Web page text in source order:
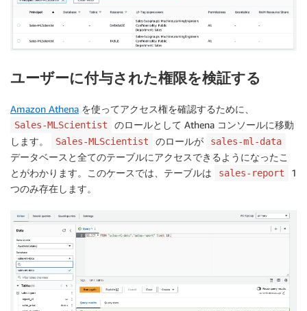
ユーザーに付与された権限を検証する
Amazon Athena を使ってアクセス権を確認するために、
Sales-MLScientist
のロールとして Athena コンソールに移動
します。
Sales-MLScientist のロールが sales-ml-data
データベースと全てのテーブルにアクセスできるようになったこ
とがわかります。このケースでは、テーブルは
sales-report
1
つのみ存在します。